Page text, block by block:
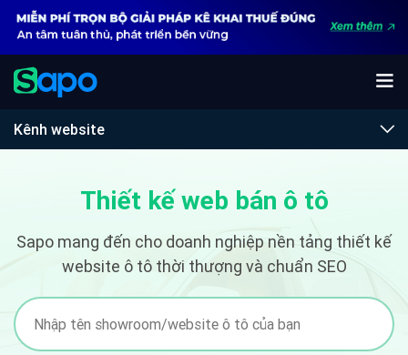
Kênh website
Thiết kế web bán ô tô
Sapo mang đến cho doanh nghiệp nền tảng thiết kế
website ô tô thời thượng và chuẩn SEO